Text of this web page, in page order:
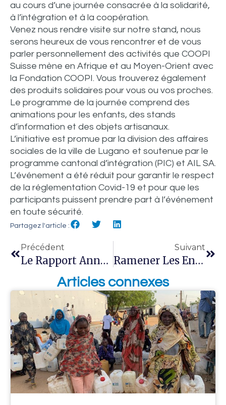
au cours d’une journée consacrée à la solidarité,
à l’intégration et à la coopération.
Venez nous rendre visite sur notre stand, nous
serons heureux de vous rencontrer et de vous
parler personnellement des activités que COOPI
Suisse mène en Afrique et au Moyen-Orient avec
la Fondation COOPI. Vous trouverez également
des produits solidaires pour vous ou vos proches.
Le programme de la journée comprend des
animations pour les enfants, des stands
d’information et des objets artisanaux.
L’initiative est promue par la division des affaires
sociales de la ville de Lugano et soutenue par le
programme cantonal d’intégration (PIC) et AIL SA.
L’événement a été réduit pour garantir le respect
de la réglementation Covid-19 et pour que les
participants puissent prendre part à l’événement
en toute sécurité.
Partagez l'article :
Précédent
Le Rapport Annuel 2020, Programme 2021 Illustre L’impact De Notre Travail Commun.
Suivant
Ramener Les Enfants Syriens À L’école: Le Nouvel Objectif Pour 2022
Articles connexes